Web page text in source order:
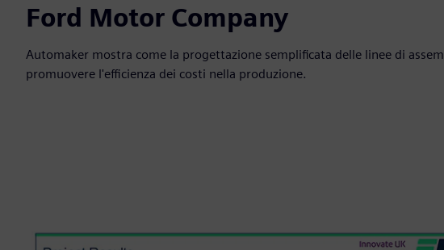
Ford Motor Company
Automaker mostra come la progettazione semplificata delle linee di
promuovere l'efficienza dei costi nella produzione.